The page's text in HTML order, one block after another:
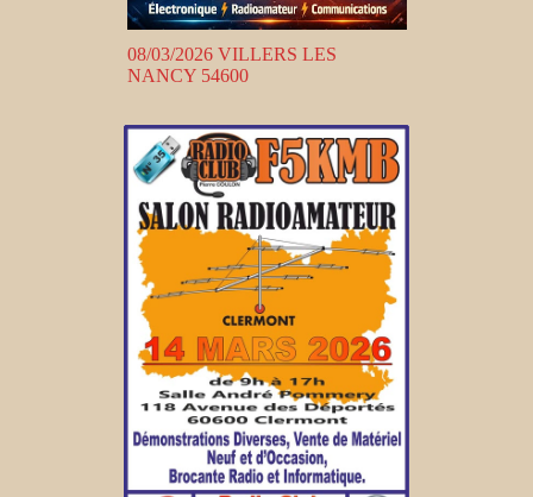
08/03/2026 VILLERS LES
NANCY 54600